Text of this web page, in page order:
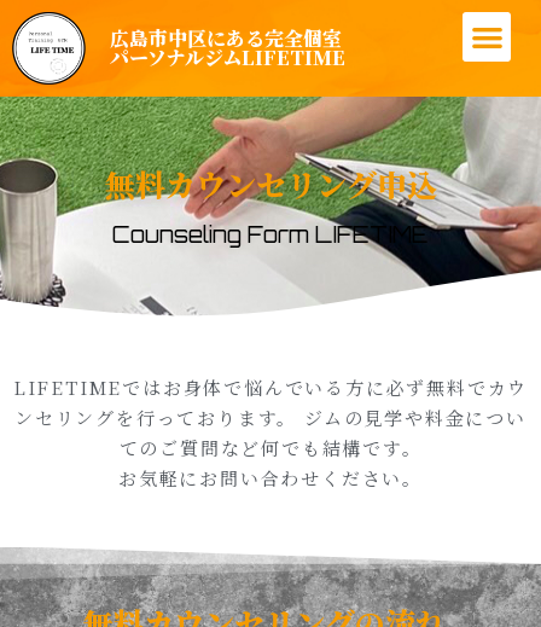
広島市中区にある完全個室
パーソナルジムLIFETIME
無料カウンセリング申込
Counseling Form LIFETIME
LIFETIMEではお身体で悩んでいる方に必ず無料でカウ
ンセリングを行っております。 ジムの見学や料金につい
てのご質問など何でも結構です。
お気軽にお問い合わせください。